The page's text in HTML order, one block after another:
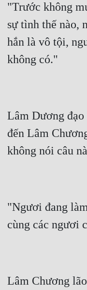
"Trước không
sự tình thế nào,
hắn là vô tội,
không có."
Lâm Dương
đến Lâm
không nói câu
"Ngươi đang
cùng các ngươi
Lâm Chương